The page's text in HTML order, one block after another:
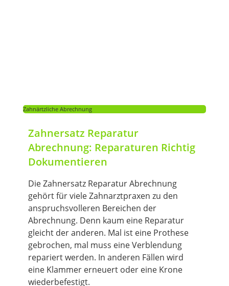
Zahnärtzliche Abrechnung
Zahnersatz Reparatur
Abrechnung: Reparaturen Richtig
Dokumentieren
Die Zahnersatz Reparatur Abrechnung
gehört für viele Zahnarztpraxen zu den
anspruchsvolleren Bereichen der
Abrechnung. Denn kaum eine Reparatur
gleicht der anderen. Mal ist eine Prothese
gebrochen, mal muss eine Verblendung
repariert werden. In anderen Fällen wird
eine Klammer erneuert oder eine Krone
wiederbefestigt.